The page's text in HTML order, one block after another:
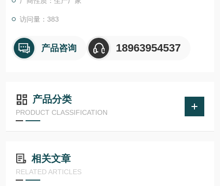
访问量：383
产品咨询 18963954537
产品分类
PRODUCT CLASSIFICATION
相关文章
RELATED ARTICLES